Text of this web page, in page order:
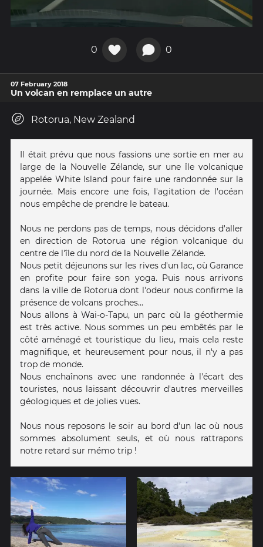
0 0
07 February 2018
Un volcan en remplace un autre
Rotorua, New Zealand
Il était prévu que nous fassions une sortie en mer au
large de la Nouvelle Zélande, sur une île volcanique
appelée White Island pour faire une randonnée sur la
journée. Mais encore une fois, l'agitation de l'océan
nous empêche de prendre le bateau.
Nous ne perdons pas de temps, nous décidons d'aller
en direction de Rotorua une région volcanique du
centre de l'île du nord de la Nouvelle Zélande.
Nous petit déjeunons sur les rives d'un lac, où Garance
en profite pour faire son yoga. Puis nous arrivons
dans la ville de Rotorua dont l'odeur nous confirme la
présence de volcans proches...
Nous allons à Wai-o-Tapu, un parc où la géothermie
est très active. Nous sommes un peu embêtés par le
côté aménagé et touristique du lieu, mais cela reste
magnifique, et heureusement pour nous, il n'y a pas
trop de monde.
Nous enchaînons avec une randonnée à l'écart des
touristes, nous laissant découvrir d'autres merveilles
géologiques et de jolies vues.
Nous nous reposons le soir au bord d'un lac où nous
sommes absolument seuls, et où nous rattrapons
notre retard sur mémo trip !